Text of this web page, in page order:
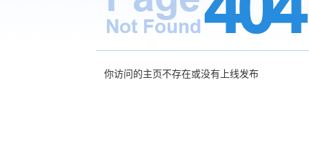
你访问的主页不存在或没有上线发布